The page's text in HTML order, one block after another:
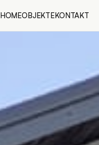
HOMEOBJEKTEKONTAKT